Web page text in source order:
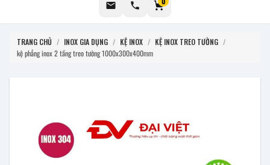
TRANG CHỦ / INOX GIA DỤNG / KỆ INOX / KỆ INOX TREO TƯỜNG /
kệ phẳng inox 2 tầng treo tường 1000x300x400mm